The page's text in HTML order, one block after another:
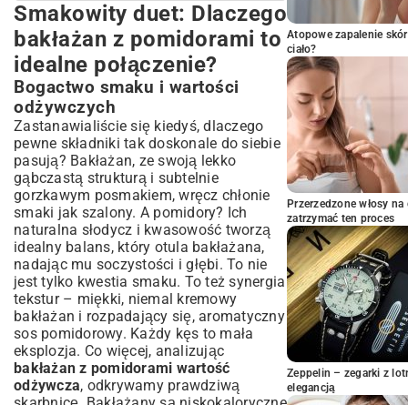
Smakowity duet: Dlaczego bakłażan z
pomidorami to idealne połączenie?
Bogactwo smaku i wartości odżywczych
Wszechstronność w kuchni
śródziemnomorskiej
Klucz do sukcesu: Wybór najlepszych
składników
Jak wybrać idealnego bakłażana?
Pomidory – serce dania: świeże czy z
puszki?
Sekrety aromatycznych ziół i przypraw
Przepis na bakłażana z pomidorami:
Krok po kroku do kulinarnego arcydzieła
Przygotowanie bakłażana: solenie i
smażenie
Sos pomidorowy – podstawa smaku
Łączenie składników i zapiekanie
Wariacje na temat: Jak dostosować
przepis do swoich preferencji?
Wersje wegetariańskie i wegańskie
Smakowity duet: Dlaczego
bakłażan z pomidorami to
idealne połączenie?
Bogactwo smaku i wartości
odżywczych
Zastanawialiście się kiedyś, dlaczego
pewne składniki tak doskonale do siebie
pasują? Bakłażan, ze swoją lekko
gąbczastą strukturą i subtelnie
gorzkawym posmakiem, wręcz chłonie
smaki jak szalony. A pomidory? Ich
naturalna słodycz i kwasowość tworzą
idealny balans, który otula bakłażana,
nadając mu soczystości i głębi. To nie
jest tylko kwestia smaku. To też synergia
tekstur – miękki, niemal kremowy
bakłażan i rozpadający się, aromatyczny
sos pomidorowy. Każdy kęs to mała
eksplozja. Co więcej, analizując
bakłażan z pomidorami wartość
odżywcza, odkrywamy prawdziwą
Atopowe zapalenie
ciało?
Przerzedzone włosy
zatrzymać ten proces
Zeppelin – zegarki z
elegancją